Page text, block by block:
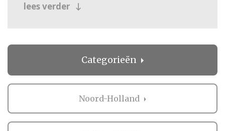
lees verder
Categorieën
Noord-Holland